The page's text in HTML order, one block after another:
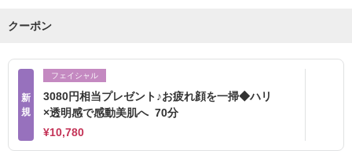
クーポン
新
規
フェイシャル
3080円相当プレゼント♪お疲れ顔を一掃◆ハリ
×透明感で感動美肌へ 70分
¥10,780